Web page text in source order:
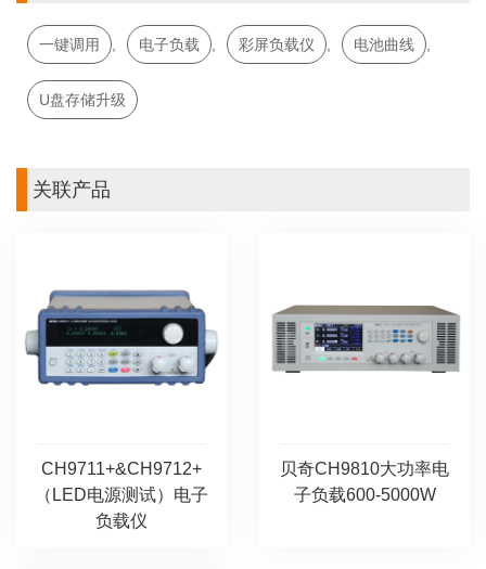
一键调用 电子负载 彩屏负载仪 电池曲线
U盘存储升级
关联产品
CH9711+&CH9712+
（LED电源测试）电子
负载仪
贝奇CH9810大功率电
子负载600-5000W